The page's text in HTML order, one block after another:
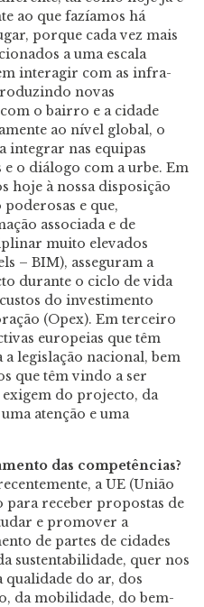
ao que fazíamos há
porque cada vez mais
a uma escala
interagir com as infra-
novas
o bairro e a cidade
ao nível global, o
integrar nas equipas
o diálogo com a urbe. Em
hoje à nossa disposição
e que,
associada e de
muito elevados
– BIM), asseguram a
durante o ciclo de vida
do investimento
(Opex). Em terceiro
europeias que têm
legislação nacional, bem
que têm vindo a ser
do projecto, da
atenção e uma
das competências?
a UE (União
para receber propostas de
e promover a
de partes de cidades
sustentabilidade, quer nos
qualidade do ar, dos
da mobilidade, do bem-